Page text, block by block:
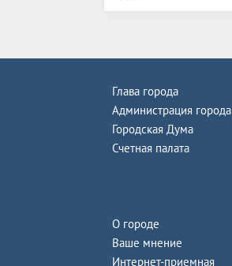
Глава города
Администрация города
Городская Дума
Счетная палата
О городе
Ваше мнение
Интернет-приемная